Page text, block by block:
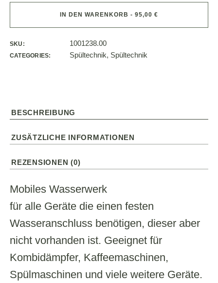
IN DEN WARENKORB - 95,00 €
SKU: 1001238.00
CATEGORIES: Spültechnik, Spültechnik
BESCHREIBUNG
ZUSÄTZLICHE INFORMATIONEN
REZENSIONEN (0)
Mobiles Wasserwerk
für alle Geräte die einen festen
Wasseranschluss benötigen, dieser aber
nicht vorhanden ist. Geeignet für
Kombidämpfer, Kaffeemaschinen,
Spülmaschinen und viele weitere Geräte.